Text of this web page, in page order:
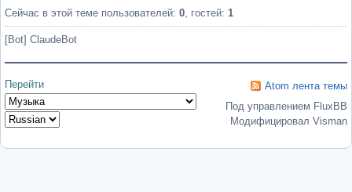
Сейчас в этой теме пользователей: 0 , гостей: 1
[Bot] ClaudeBot
Перейти
Atom лента темы
Под управлением FluxBB
Модифицировал Visman